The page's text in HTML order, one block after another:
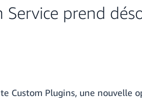
Service prend
Custom Plugins, une